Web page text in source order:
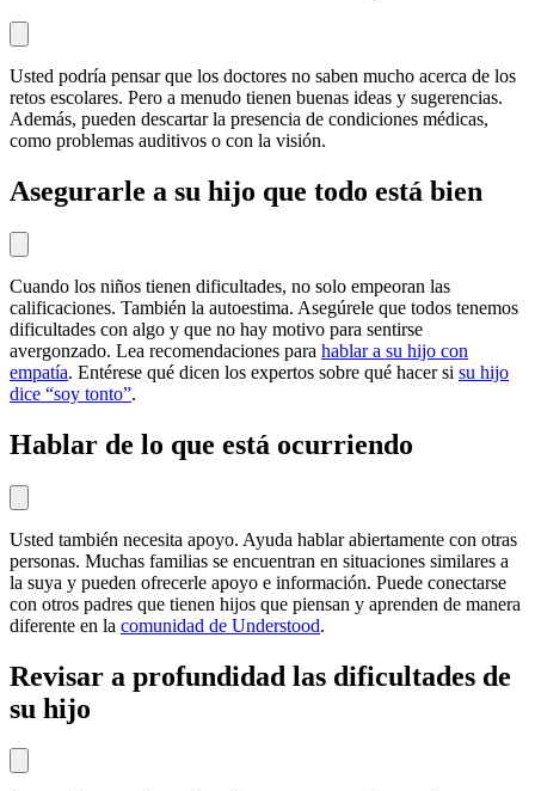
Usted podría pensar que los doctores no saben mucho acerca de los
retos escolares. Pero a menudo tienen buenas ideas y sugerencias.
Además, pueden descartar la presencia de condiciones médicas,
como problemas auditivos o con la visión.
Asegurarle a su hijo que todo está bien
Cuando los niños tienen dificultades, no solo empeoran las
calificaciones. También la autoestima. Asegúrele que todos tenemos
dificultades con algo y que no hay motivo para sentirse
avergonzado. Lea recomendaciones para hablar a su hijo con
empatía. Entérese qué dicen los expertos sobre qué hacer si su hijo
dice “soy tonto”.
Hablar de lo que está ocurriendo
Usted también necesita apoyo. Ayuda hablar abiertamente con otras
personas. Muchas familias se encuentran en situaciones similares a
la suya y pueden ofrecerle apoyo e información. Puede conectarse
con otros padres que tienen hijos que piensan y aprenden de manera
diferente en la comunidad de Understood.
Revisar a profundidad las dificultades de
su hijo